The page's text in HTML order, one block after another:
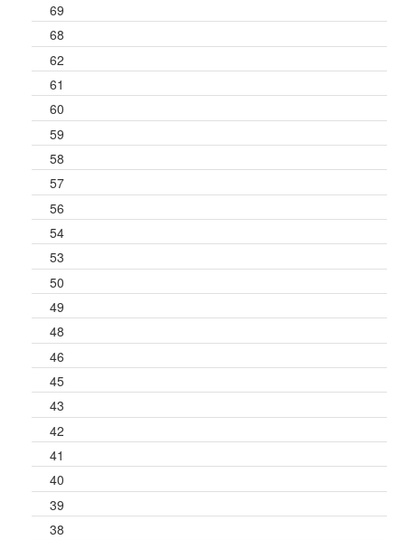
69
68
62
61
60
59
58
57
56
54
53
50
49
48
46
45
43
42
41
40
39
38